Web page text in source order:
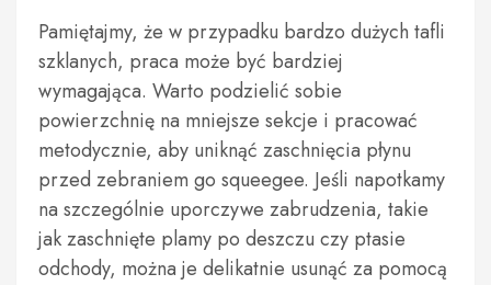
Pamiętajmy, że w przypadku bardzo dużych tafli
szklanych, praca może być bardziej
wymagająca. Warto podzielić sobie
powierzchnię na mniejsze sekcje i pracować
metodycznie, aby uniknąć zaschnięcia płynu
przed zebraniem go squeegee. Jeśli napotkamy
na szczególnie uporczywe zabrudzenia, takie
jak zaschnięte plamy po deszczu czy ptasie
odchody, można je delikatnie usunąć za pomocą